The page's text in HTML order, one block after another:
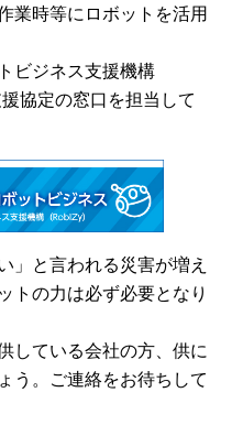
業時等にロボットを活用
ビジネス支援機構
協定の窓口を担当して
」と言われる災害が増え
トの力は必ず必要となり
している会社の方、供に
う。ご連絡をお待ちして